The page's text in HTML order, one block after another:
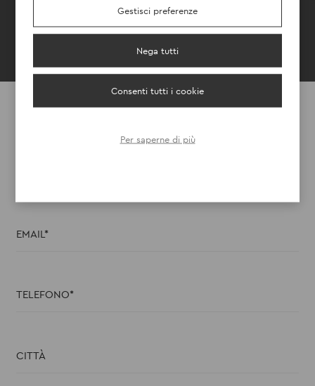
P.IVA FR47853034437
EMAIL
TELEFONO
CITTÀ
Gestisci preferenze
Nega tutti
Consenti tutti i cookie
Per saperne di più